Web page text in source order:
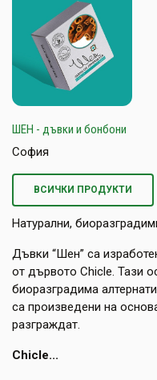
ШЕН - дъвки и бонбони
София
ВСИЧКИ ПРОДУКТИ
Натурални,
Дъвки “Шен” са
от дървото Chicle. Тази
биоразградима
са произведени на
разграждат.
Chicle...